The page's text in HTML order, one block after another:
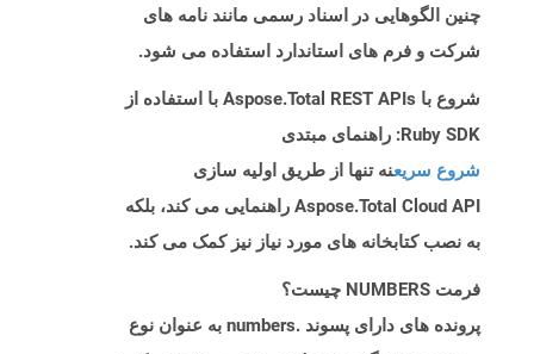
چنین الگوهایی در اسناد رسمی مانند نامه های
شرکت و فرم های استاندارد استفاده می شود.
شروع با Aspose.Total REST APIs با استفاده از
Ruby SDK: راهنمای مبتدی
شروع سریعنه تنها از طریق اولیه سازی
Aspose.Total Cloud API راهنمایی می کند، بلکه
به نصب کتابخانه های مورد نیاز نیز کمک می کند.
فرمت NUMBERS چیست؟
پرونده های دارای پسوند .numbers به ​​عنوان نوع